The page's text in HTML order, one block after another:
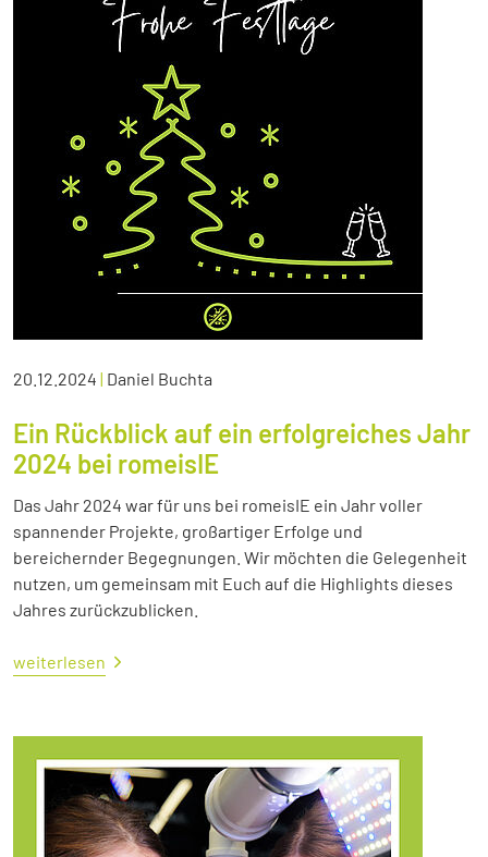
20.12.2024 | Daniel Buchta
Ein Rückblick auf ein erfolgreiches Jahr
2024 bei romeisIE
Das Jahr 2024 war für uns bei romeisIE ein Jahr voller
spannender Projekte, großartiger Erfolge und
bereichernder Begegnungen. Wir möchten die Gelegenheit
nutzen, um gemeinsam mit Euch auf die Highlights dieses
Jahres zurückzublicken.
weiterlesen